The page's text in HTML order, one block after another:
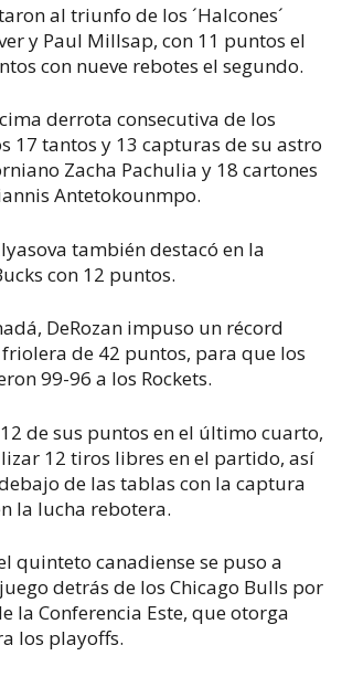
al triunfo de los ´Halcones´
y Paul Millsap, con 11 puntos el
con nueve rebotes el segundo.
derrota consecutiva de los
17 tantos y 13 capturas de su astro
Zacha Pachulia y 18 cartones
Antetokounmpo.
también destacó en la
con 12 puntos.
DeRozan impuso un récord
de 42 puntos, para que los
99-96 a los Rockets.
de sus puntos en el último cuarto,
12 tiros libres en el partido, así
de las tablas con la captura
la lucha rebotera.
quinteto canadiense se puso a
detrás de los Chicago Bulls por
la Conferencia Este, que otorga
los playoffs.